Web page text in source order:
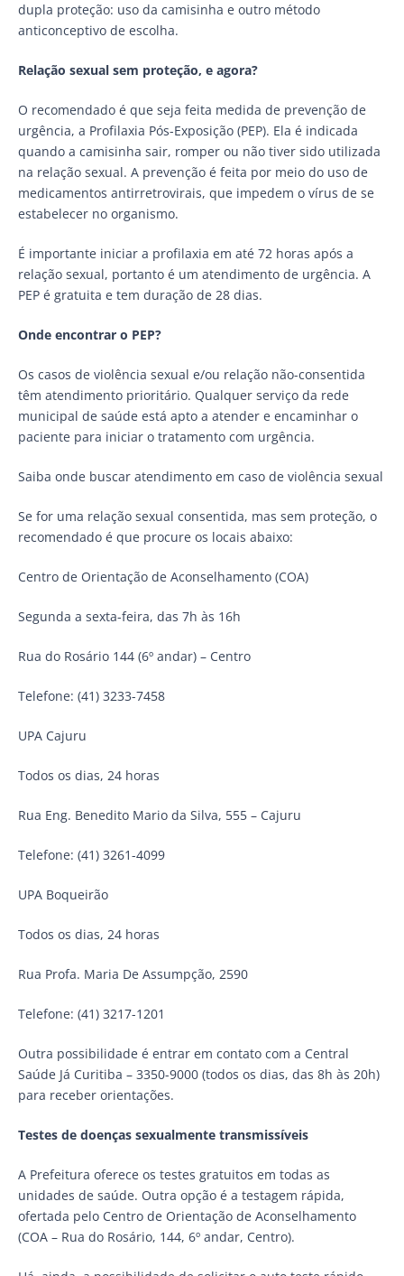
dupla proteção: uso da camisinha e outro método
anticonceptivo de escolha.
Relação sexual sem proteção, e agora?
O recomendado é que seja feita medida de prevenção de
urgência, a Profilaxia Pós-Exposição (PEP). Ela é indicada
quando a camisinha sair, romper ou não tiver sido utilizada
na relação sexual. A prevenção é feita por meio do uso de
medicamentos antirretrovirais, que impedem o vírus de se
estabelecer no organismo.
É importante iniciar a profilaxia em até 72 horas após a
relação sexual, portanto é um atendimento de urgência. A
PEP é gratuita e tem duração de 28 dias.
Onde encontrar o PEP?
Os casos de violência sexual e/ou relação não-consentida
têm atendimento prioritário. Qualquer serviço da rede
municipal de saúde está apto a atender e encaminhar o
paciente para iniciar o tratamento com urgência.
Saiba onde buscar atendimento em caso de violência sexual
Se for uma relação sexual consentida, mas sem proteção, o
recomendado é que procure os locais abaixo:
Centro de Orientação de Aconselhamento (COA)
Segunda a sexta-feira, das 7h às 16h
Rua do Rosário 144 (6º andar) – Centro
Telefone: (41) 3233-7458
UPA Cajuru
Todos os dias, 24 horas
Rua Eng. Benedito Mario da Silva, 555 – Cajuru
Telefone: (41) 3261-4099
UPA Boqueirão
Todos os dias, 24 horas
Rua Profa. Maria De Assumpção, 2590
Telefone: (41) 3217-1201
Outra possibilidade é entrar em contato com a Central
Saúde Já Curitiba – 3350-9000 (todos os dias, das 8h às 20h)
para receber orientações.
Testes de doenças sexualmente transmissíveis
A Prefeitura oferece os testes gratuitos em todas as
unidades de saúde. Outra opção é a testagem rápida,
ofertada pelo Centro de Orientação de Aconselhamento
(COA – Rua do Rosário, 144, 6º andar, Centro).